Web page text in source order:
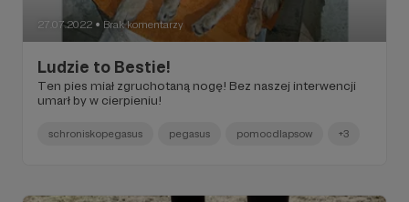
27.07.2022 ● Brak komentarzy
Ludzie to Bestie!
Ten pies miał zgruchotaną nogę! Bez naszej interwencji
umarł by w cierpieniu!
schroniskopegasus pegasus pomocdlapsow +3